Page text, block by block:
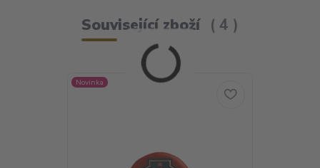
Související zboží 4
Novinka